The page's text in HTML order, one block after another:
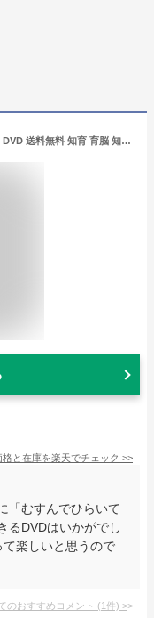
ドラえもんといっしょ てあそびいっぱい DVD 送料無料 知育 育脳 知育玩具 手遊び ドラえもん dvd 育脳 知育玩具 アニメ 子ども 子供 幼児 2歳 2歳半 3歳 4歳 5歳 6歳 幼稚園 保育園 文字 自宅 学習 頭がよくなる ギフト 誕生日プレゼント
格と在庫を楽天でチェック >>
「むすんでひらいて
るDVDはいかがでし
楽しいと思うので
のおすすめコメント (1件) >